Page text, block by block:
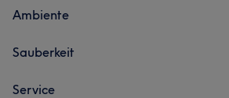
Ambiente
Sauberkeit
Service